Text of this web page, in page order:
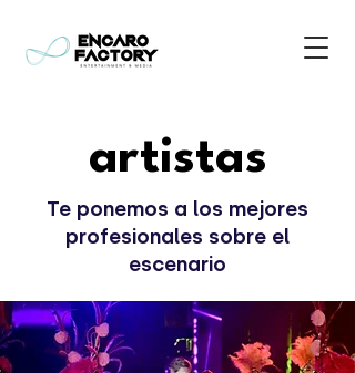
artistas
Te ponemos a los mejores
profesionales sobre el
escenario